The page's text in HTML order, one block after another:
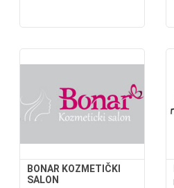
BONAR KOZMETIČKI
SALON